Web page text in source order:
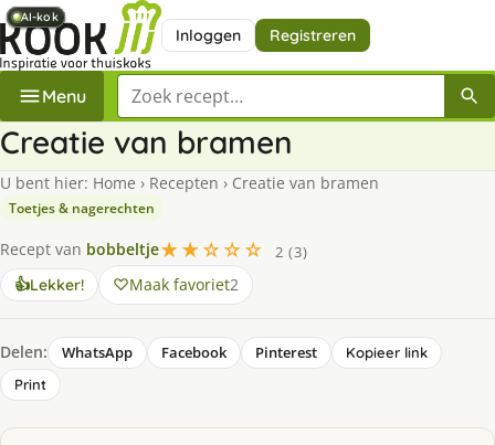
Inloggen Registreren
Menu Zoek een recept
Creatie van bramen
U bent hier: Home › Recepten › Creatie van bramen
Toetjes & nagerechten
Recept van bobbeltje★★☆☆☆
2 (3)
👍Lekker! Maak favoriet2
Delen: WhatsApp Facebook Pinterest
Kopieer link
Print
AI-kok
AI-kok
AI-kok
AI-kok
AI-kok